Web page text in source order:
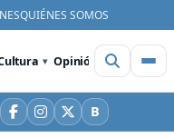
QUIÉNES SOMOS
Opinión Videos
Facebook
Instagram
X BBluesky